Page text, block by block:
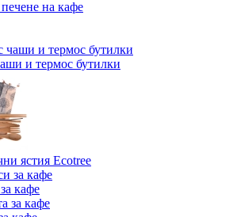
на кафе
и термос бутилки
ястия Ecotree
кафе